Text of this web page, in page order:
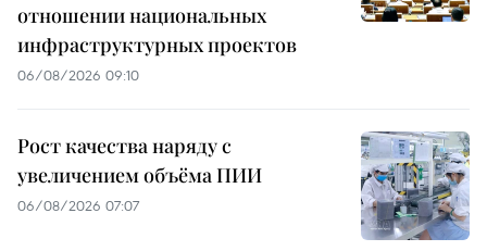
отношении национальных
инфраструктурных проектов
06/08/2026 09:10
Рост качества наряду с
увеличением объёма ПИИ
06/08/2026 07:07